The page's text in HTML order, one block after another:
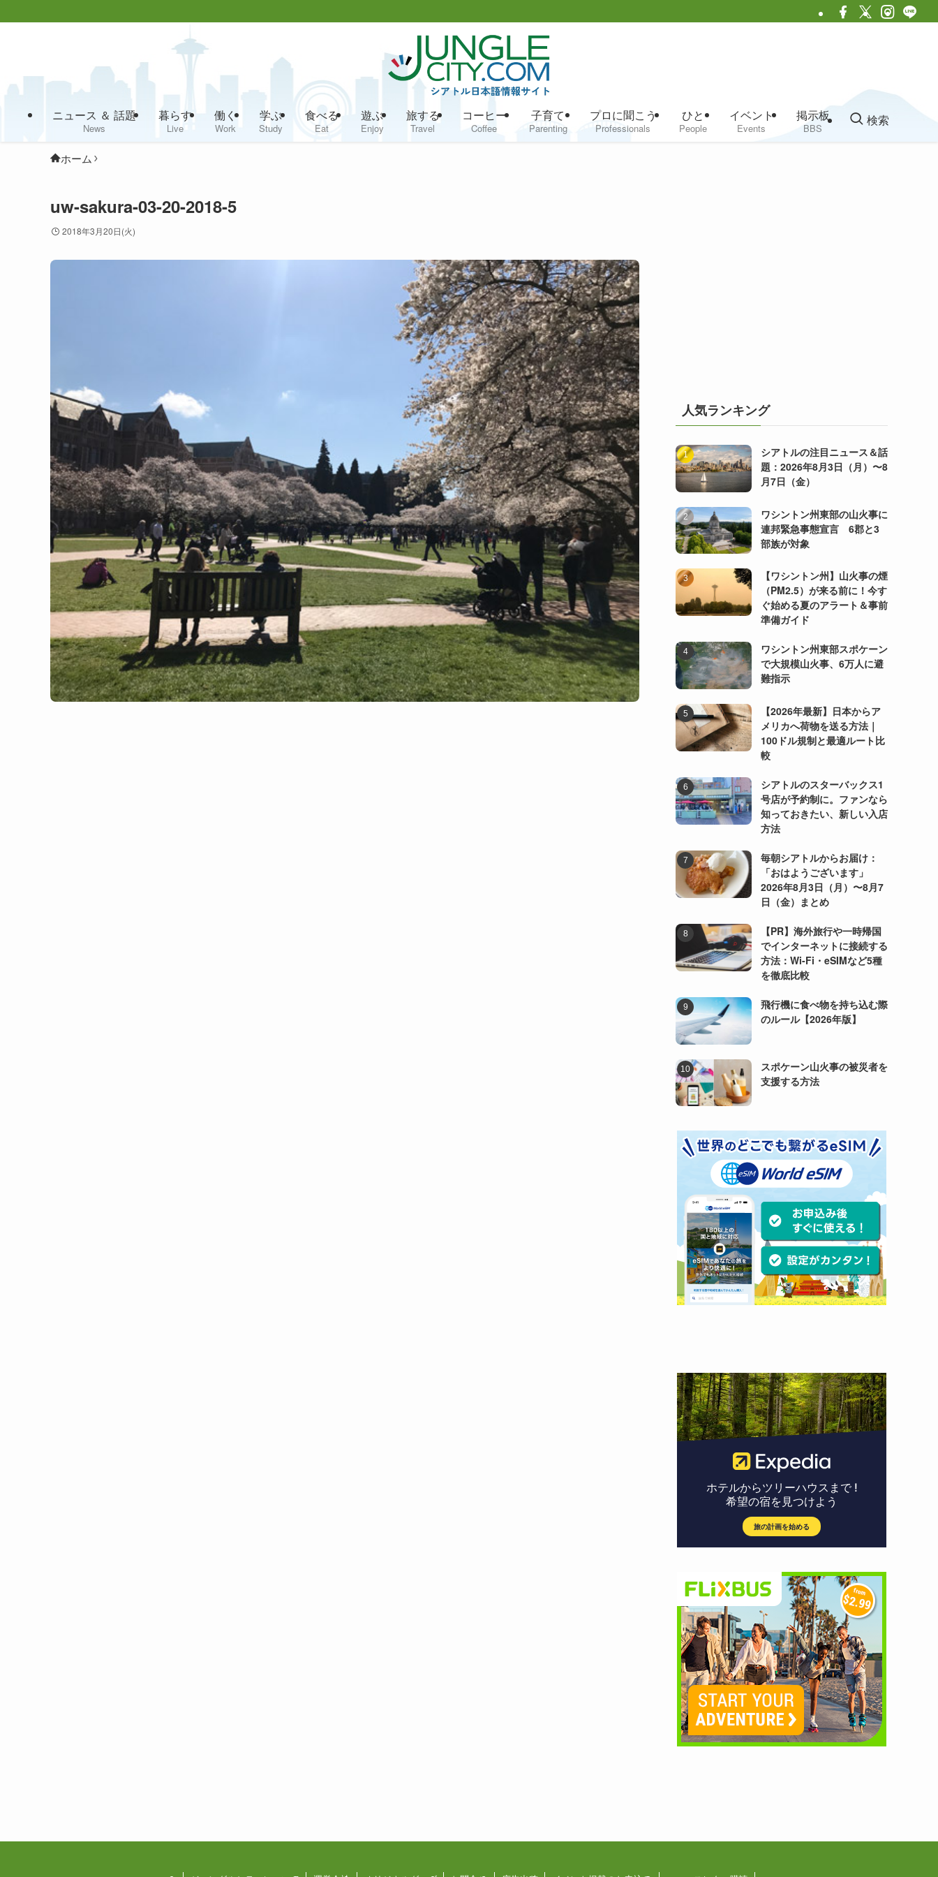
ニュース ＆ 話題
News
暮らす
Live
働く
Work
学ぶ
Study
食べる
Eat
遊ぶ
Enjoy
旅する
Travel
コーヒー
Coffee
子育て
Parenting
プロに聞こう
Professionals
ひと
People
イベント
Events
掲示板
BBS
検索
ホーム
uw-sakura-03-20-2018-5
2018年3月20日(火)
人気ランキング
シアトルの注目ニュース＆話
題：2026年8月3日（月）〜8
月7日（金）
ワシントン州東部の山火事に
連邦緊急事態宣言 6郡と3
部族が対象
【ワシントン州】山火事の煙
（PM2.5）が来る前に！今す
ぐ始める夏のアラート＆事前
準備ガイド
ワシントン州東部スポケーン
で大規模山火事、6万人に避
難指示
【2026年最新】日本からア
メリカへ荷物を送る方法｜
100ドル規制と最適ルート比
較
シアトルのスターバックス1
号店が予約制に。ファンなら
知っておきたい、新しい入店
方法
毎朝シアトルからお届け：
「おはようございます」
2026年8月3日（月）〜8月7
日（金）まとめ
【PR】海外旅行や一時帰国
でインターネットに接続する
方法：Wi-Fi・eSIMなど5種
を徹底比較
飛行機に食べ物を持ち込む際
のルール【2026年版】
スポケーン山火事の被災者を
支援する方法